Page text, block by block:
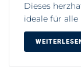
Dieses
ideale für alle